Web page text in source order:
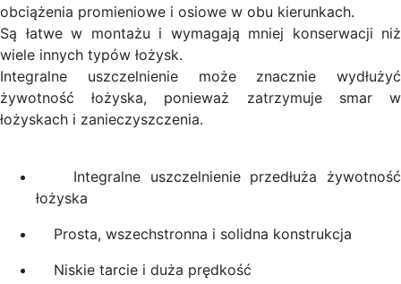
obciążenia promieniowe i osiowe w obu kierunkach.
Są łatwe w montażu i wymagają mniej konserwacji niż
wiele innych typów łożysk.
Integralne uszczelnienie może znacznie wydłużyć
żywotność łożyska, ponieważ zatrzymuje smar w
łożyskach i zanieczyszczenia.
Integralne uszczelnienie przedłuża żywotność
łożyska
Prosta, wszechstronna i solidna konstrukcja
Niskie tarcie i duża prędkość